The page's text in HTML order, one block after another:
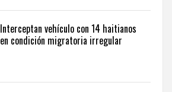
Interceptan vehículo con 14 haitianos
en condición migratoria irregular